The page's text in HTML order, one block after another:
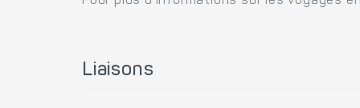
Liaisons